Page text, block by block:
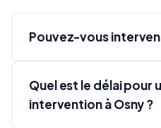
Pouvez-vous
Quel est le délai pour
intervention à Osny ?